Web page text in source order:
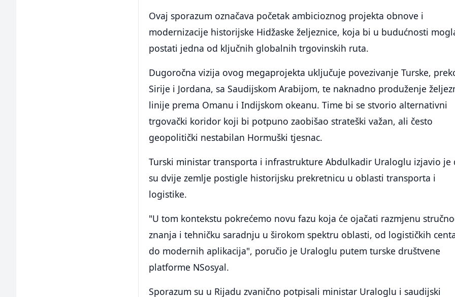
Ovaj sporazum označava početak ambicioznog projekta obnove i
modernizacije historijske Hidžaske željeznice, koja bi u budućnosti
postati jedna od ključnih globalnih trgovinskih ruta.
Dugoročna vizija ovog megaprojekta uključuje povezivanje Turske,
Sirije i Jordana, sa Saudijskom Arabijom, te naknadno produženje
linije prema Omanu i Indijskom okeanu. Time bi se stvorio alternativni
trgovački koridor koji bi potpuno zaobišao strateški važan, ali često
geopolitički nestabilan Hormuški tjesnac.
Turski ministar transporta i infrastrukture Abdulkadir Uraloglu izjavio je
su dvije zemlje postigle historijsku prekretnicu u oblasti transporta i
logistike.
"U tom kontekstu pokrećemo novu fazu koja će ojačati razmjenu
znanja i tehničku saradnju u širokom spektru oblasti, od logističkih
do modernih aplikacija", poručio je Uraloglu putem turske društvene
platforme NSosyal.
Sporazum su u Rijadu zvanično potpisali ministar Uraloglu i saudijski